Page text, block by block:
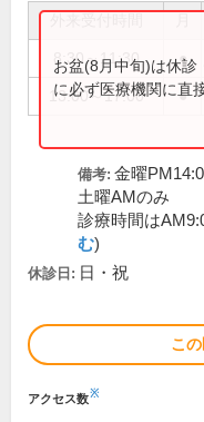
8:30～11:30 ●
13:00～17:00 ●
お盆(8月中旬)は休診
に必ず医療機関に直
備考: 金曜
土曜AMのみ
診療時間は
む)
休診日: 日・祝
こ
アクセス数※